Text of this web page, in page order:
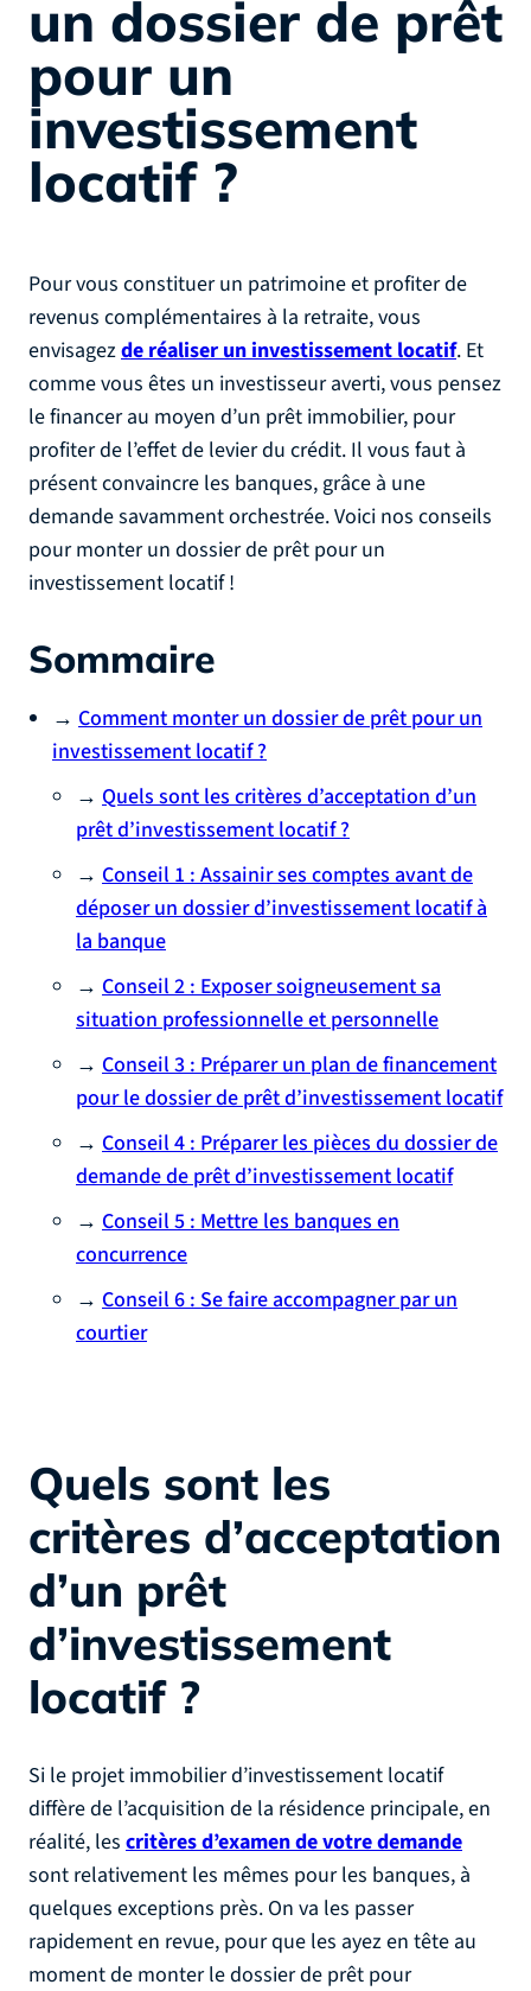
un dossier de prêt
pour un
investissement
locatif ?
Pour vous constituer un patrimoine et profiter de
revenus complémentaires à la retraite, vous
envisagezde réaliser un investissement locatif. Et
comme vous êtes un investisseur averti, vous pensez
le financer au moyen d’un prêt immobilier, pour
profiter de l’effet de levier du crédit. Il vous faut à
présent convaincre les banques, grâce à une
demande savamment orchestrée. Voici nos conseils
pour monter un dossier de prêt pour un
investissement locatif !
Sommaire
→ Comment monter un dossier de prêt pour un
investissement locatif ?
→ Quels sont les critères d’acceptation d’un
prêt d’investissement locatif ?
→ Conseil 1 : Assainir ses comptes avant de
déposer un dossier d’investissement locatif à
la banque
→ Conseil 2 : Exposer soigneusement sa
situation professionnelle et personnelle
→ Conseil 3 : Préparer un plan de financement
pour le dossier de prêt d’investissement locatif
→ Conseil 4 : Préparer les pièces du dossier de
demande de prêt d’investissement locatif
→ Conseil 5 : Mettre les banques en
concurrence
→ Conseil 6 : Se faire accompagner par un
courtier
Quels sont les
critères d’acceptation
d’un prêt
d’investissement
locatif ?
Si le projet immobilier d’investissement locatif
diffère de l’acquisition de la résidence principale, en
réalité, les critères d’examen de votre demande
sont relativement les mêmes pour les banques, à
quelques exceptions près. On va les passer
rapidement en revue, pour que les ayez en tête au
moment de monter le dossier de prêt pour